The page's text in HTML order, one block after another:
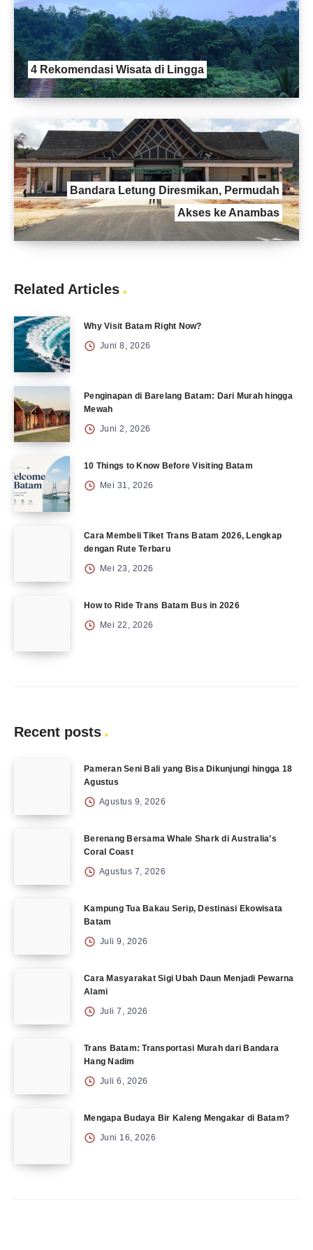
4 Rekomendasi Wisata di Lingga
Bandara Letung Diresmikan, Permudah
Akses ke Anambas
Related Articles
Why Visit Batam Right Now?
Juni 8, 2026
Penginapan di Barelang Batam: Dari Murah hingga
Mewah
Juni 2, 2026
10 Things to Know Before Visiting Batam
Mei 31, 2026
Cara Membeli Tiket Trans Batam 2026, Lengkap
dengan Rute Terbaru
Mei 23, 2026
How to Ride Trans Batam Bus in 2026
Mei 22, 2026
Recent posts
Pameran Seni Bali yang Bisa Dikunjungi hingga 18
Agustus
Agustus 9, 2026
Berenang Bersama Whale Shark di Australia’s
Coral Coast
Agustus 7, 2026
Kampung Tua Bakau Serip, Destinasi Ekowisata
Batam
Juli 9, 2026
Cara Masyarakat Sigi Ubah Daun Menjadi Pewarna
Alami
Juli 7, 2026
Trans Batam: Transportasi Murah dari Bandara
Hang Nadim
Juli 6, 2026
Mengapa Budaya Bir Kaleng Mengakar di Batam?
Juni 16, 2026